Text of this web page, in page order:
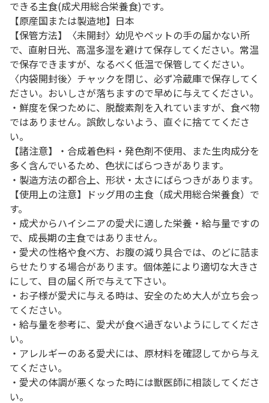
できる主食(成犬用総合栄養食)です。
【原産国または製造地】日本
【保管方法】〈未開封〉幼児やペットの手の届かない所
で、直射日光、高温多湿を避けて保存してください。常温
で保存できますが、なるべく低温で保管してください。
〈内袋開封後〉チャックを閉じ、必ず冷蔵庫で保存してく
ださい。おいしさが落ちますので早めに与えてください。
・鮮度を保つために、脱酸素剤を入れていますが、食べ物
ではありません。誤飲しないよう、直ぐに捨ててくださ
い。
【諸注意】・合成着色料・発色剤不使用、また生肉成分を
多く含んでいるため、色状にばらつきがあります。
・製造方法の都合上、形状・太さにばらつきがあります。
【使用上の注意】ドッグ用の主食（成犬用総合栄養食）で
す。
・成犬からハイシニアの愛犬に適した栄養・給与量ですの
で、成長期の主食ではありません。
・愛犬の性格や食べ方、お腹の減り具合では、のどに詰ま
らせたりする場合があります。個体差により適切な大きさ
にして、目の届く所で与えて下さい。
・お子様が愛犬に与える時は、安全のため大人が立ち会っ
てください。
・給与量を参考に、愛犬が食べ過ぎないようにしてくださ
い。
・アレルギーのある愛犬には、原材料を確認してから与え
てください。
・愛犬の体調が悪くなった時には獣医師に相談してくださ
い。